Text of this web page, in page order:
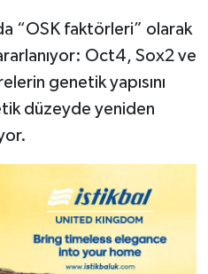
“OSK faktörleri” olarak
Oct4, Sox2 ve
genetik yapısını
düzeyde yeniden